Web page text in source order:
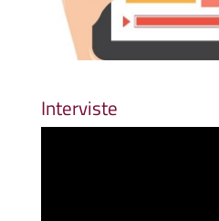
Interviste